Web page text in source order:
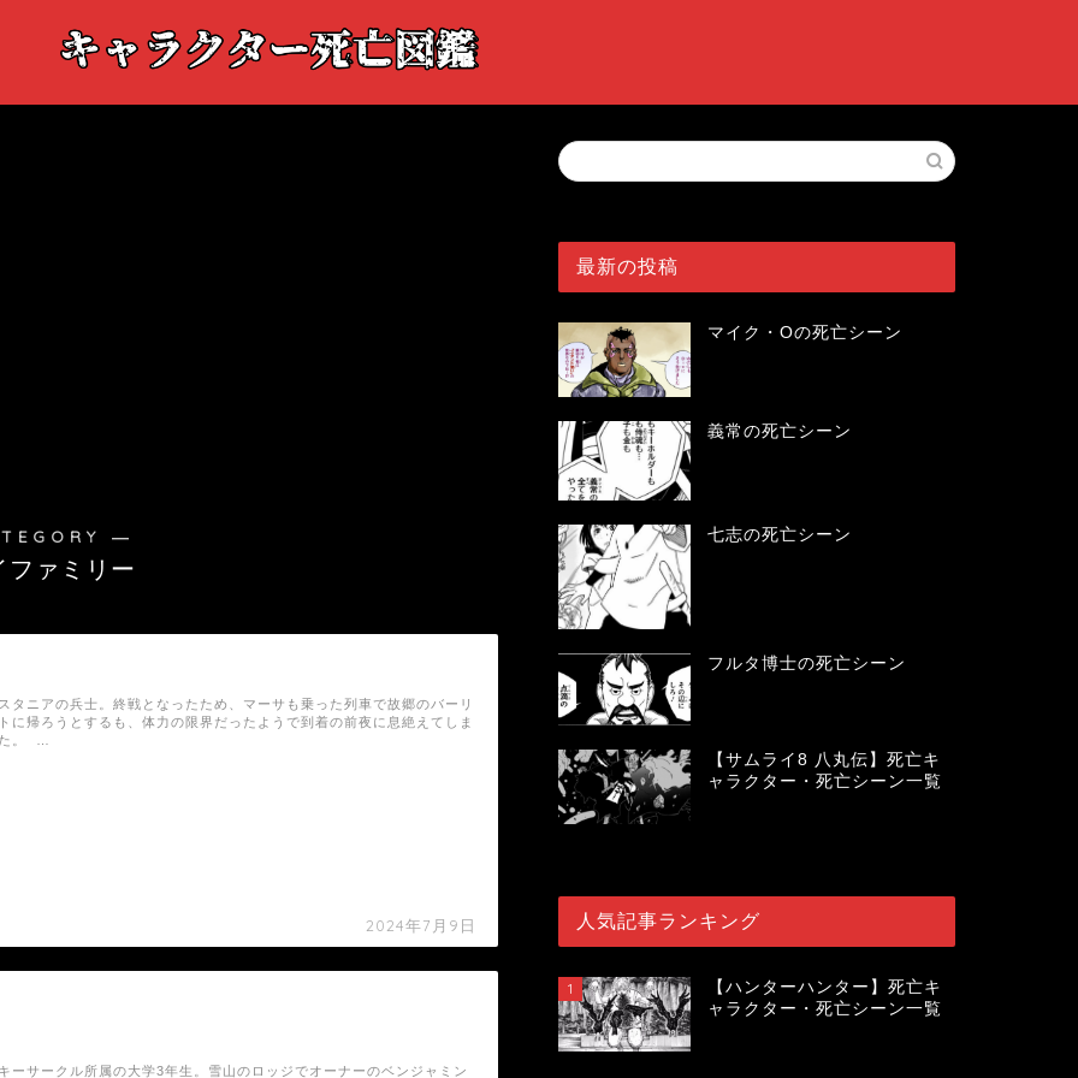
―
ファミリー
2024年7月9日
タニアの兵士。終戦となったため、マーサも乗った列車で故郷のバーリ
に帰ろうとするも、体力の限界だったようで到着の前夜に息絶えてしま
。 …
ーサークル所属の大学3年生。雪山のロッジでオーナーのベンジャミン
最新の投稿
マイク・Oの死亡シーン
義常の死亡シーン
七志の死亡シーン
フルタ博士の死亡シーン
【サムライ8 八丸伝】死亡キ
ャラクター・死亡シーン一覧
人気記事ランキング
1
【ハンターハンター】死亡キ
ャラクター・死亡シーン一覧